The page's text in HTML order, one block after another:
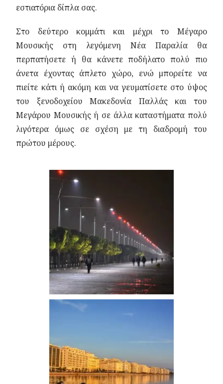
εστιατόρια δίπλα σας.
Στο δεύτερο κομμάτι και μέχρι το Μέγαρο
Μουσικής στη λεγόμενη Νέα Παραλία θα
περπατήσετε ή θα κάνετε ποδήλατο πολύ πιο
άνετα έχοντας άπλετο χώρο, ενώ μπορείτε να
πιείτε κάτι ή ακόμη και να γευματίσετε στο ύψος
του ξενοδοχείου Μακεδονία Παλλάς και του
Μεγάρου Μουσικής ή σε άλλα καταστήματα πολύ
λιγότερα όμως σε σχέση με τη διαδρομή του
πρώτου μέρους.